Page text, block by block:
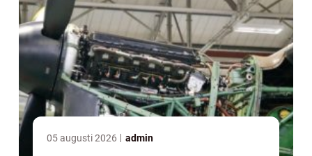
05 augusti 2026 admin